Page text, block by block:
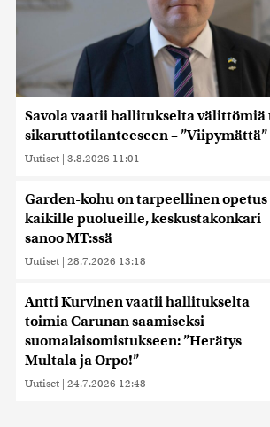
Savola vaatii hallitukselta
sikaruttotilanteeseen – ”Viipymättä”
Uutiset | 3.8.2026 11:01
Garden-kohu on tarpeellinen opetus
kaikille puolueille, keskustakonkari
sanoo MT:ssä
Uutiset | 28.7.2026 13:18
Antti Kurvinen vaatii hallitukselta
toimia Carunan saamiseksi
suomalaisomistukseen: ”Herätys
Multala ja Orpo!”
Uutiset | 24.7.2026 12:48